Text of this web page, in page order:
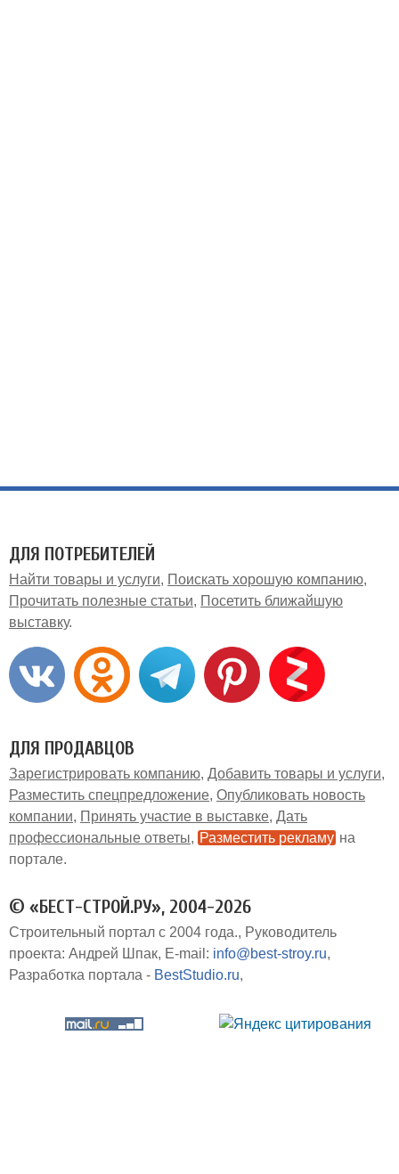
ДЛЯ ПОТРЕБИТЕЛЕЙ
Найти товары и услуги
Поискать хорошую компанию
Прочитать полезные статьи
Посетить ближайшую
выставку
ДЛЯ ПРОДАВЦОВ
Зарегистрировать компанию Добавить товары и услуги
Разместить спецпредложение Опубликовать новость
компании
Принять участие в выставке Дать
профессиональные ответы
Разместить рекламу на
портале
© «БЕСТ-СТРОЙ.РУ», 2004-2026
Строительный портал с 2004 года.
Руководитель
проекта: Андрей Шпак E-mail: info@best-stroy.ru
Разработка портала - BestStudio.ru